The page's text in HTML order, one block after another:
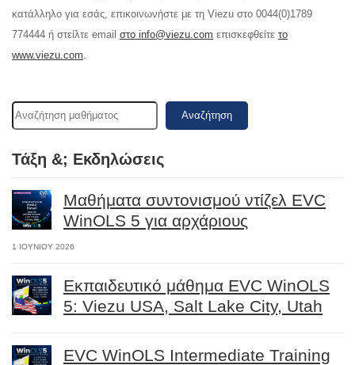
κατάλληλο για εσάς, επικοινωνήστε με τη Viezu στο 0044(0)1789
774444 ή στείλτε email στο info@viezu.com επισκεφθείτε το
www.viezu.com
Αναζήτηση
Τάξη &; Εκδηλώσεις
Μαθήματα συντονισμού ντίζελ EVC
WinOLS 5 για αρχάριους
1 ΙΟΥΝΊΟΥ 2026
Εκπαιδευτικό μάθημα EVC WinOLS
5: Viezu USA, Salt Lake City, Utah
EVC WinOLS Intermediate Training